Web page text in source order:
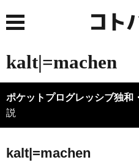
kalt|=machen
ポケットプログレッシブ独和
説
kalt|=machen